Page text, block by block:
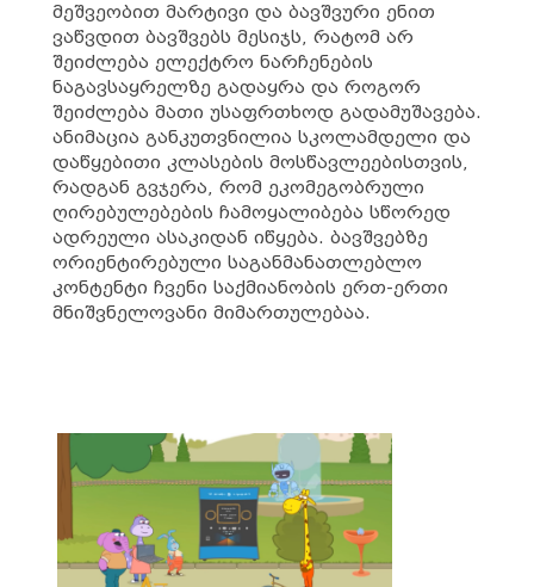
მეშვეობით მარტივი და ბავშვური ენით
ვაწვდით ბავშვებს მესიჯს, რატომ არ
შეიძლება ელექტრო ნარჩენების
ნაგავსაყრელზე გადაყრა და როგორ
შეიძლება მათი უსაფრთხოდ გადამუშავება.
ანიმაცია განკუთვნილია სკოლამდელი და
დაწყებითი კლასების მოსწავლეებისთვის,
რადგან გვჯერა, რომ ეკომეგობრული
ღირებულებების ჩამოყალიბება სწორედ
ადრეული ასაკიდან იწყება. ბავშვებზე
ორიენტირებული საგანმანათლებლო
კონტენტი ჩვენი საქმიანობის ერთ-ერთი
მნიშვნელოვანი მიმართულებაა.